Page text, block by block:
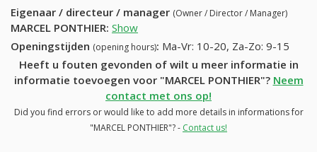
Eigenaar / directeur / manager (Owner / Director / Manager)
MARCEL PONTHIER: Show
Openingstijden (opening hours): Ma-Vr: 10-20, Za-Zo: 9-15
Heeft u fouten gevonden of wilt u meer informatie in
informatie toevoegen voor "MARCEL PONTHIER"? Neem
contact met ons op!
Did you find errors or would like to add more details in informations for
"MARCEL PONTHIER"? - Contact us!